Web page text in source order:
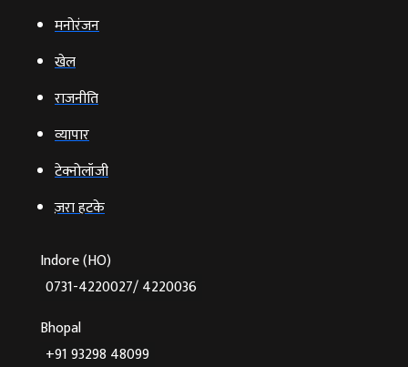
मनोरंजन
खेल
राजनीति
व्‍यापार
टेक्‍नोलॉजी
ज़रा हटके
Indore (HO)
0731-4220027/ 4220036
Bhopal
+91 93298 48099